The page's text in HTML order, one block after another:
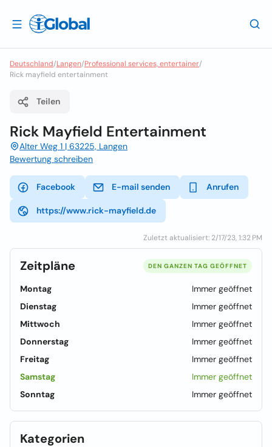
Deutschland/Langen/Professional services, entertainer/
Rick mayfield entertainment
Teilen
Rick Mayfield Entertainment
Alter Weg 1 | 63225, Langen
Bewertung schreiben
Facebook E-mail senden Anrufen
https://www.rick-mayfield.de
Zuletzt aktualisiert: 2/17/23, 1:32 PM
Zeitpläne DEN GANZEN TAG GEÖFFNET
Montag
Immer geöffnet
Dienstag
Immer geöffnet
Mittwoch
Immer geöffnet
Donnerstag
Immer geöffnet
Freitag
Immer geöffnet
Samstag
Immer geöffnet
Sonntag
Immer geöffnet
Kategorien